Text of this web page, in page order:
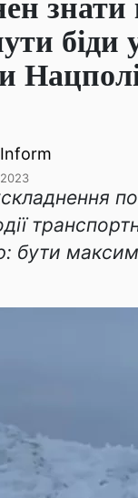
біди
Inform
бути